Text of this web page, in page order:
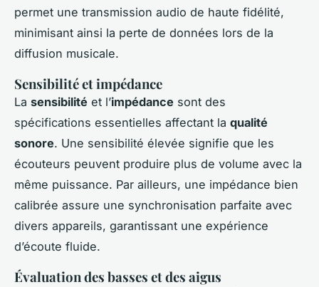
permet une transmission audio de haute fidélité,
minimisant ainsi la perte de données lors de la
diffusion musicale.
Sensibilité et impédance
La sensibilité et l’impédance sont des
spécifications essentielles affectant la qualité
sonore. Une sensibilité élevée signifie que les
écouteurs peuvent produire plus de volume avec la
même puissance. Par ailleurs, une impédance bien
calibrée assure une synchronisation parfaite avec
divers appareils, garantissant une expérience
d’écoute fluide.
Évaluation des basses et des aigus